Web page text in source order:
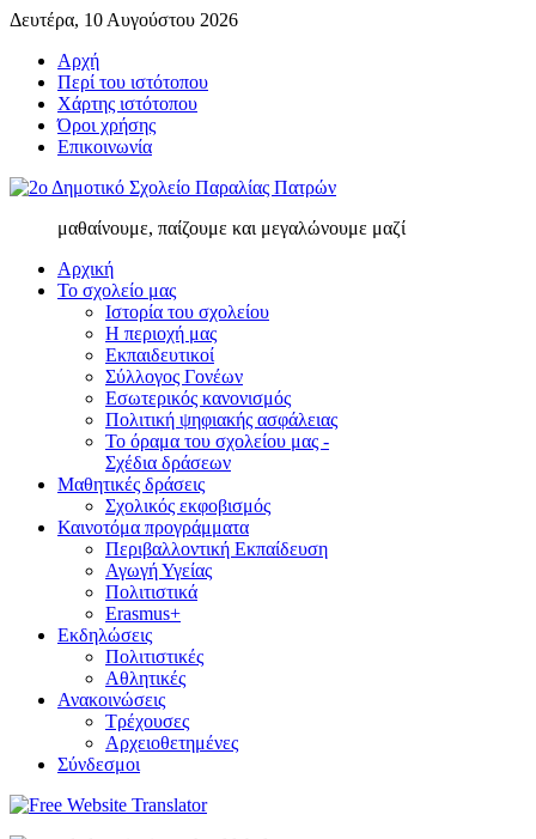
Δευτέρα, 10 Αυγούστου 2026
Αρχή
Περί του ιστότοπου
Χάρτης ιστότοπου
Όροι χρήσης
Επικοινωνία
μαθαίνουμε, παίζουμε και μεγαλώνουμε μαζί
Αρχική
Το σχολείο μας
Ιστορία του σχολείου
Η περιοχή μας
Εκπαιδευτικοί
Σύλλογος Γονέων
Εσωτερικός κανονισμός
Πολιτική ψηφιακής ασφάλειας
Το όραμα του σχολείου μας -
Σχέδια δράσεων
Μαθητικές δράσεις
Σχολικός εκφοβισμός
Καινοτόμα προγράμματα
Περιβαλλοντική Εκπαίδευση
Αγωγή Υγείας
Πολιτιστικά
Erasmus+
Εκδηλώσεις
Πολιτιστικές
Αθλητικές
Ανακοινώσεις
Τρέχουσες
Αρχειοθετημένες
Σύνδεσμοι